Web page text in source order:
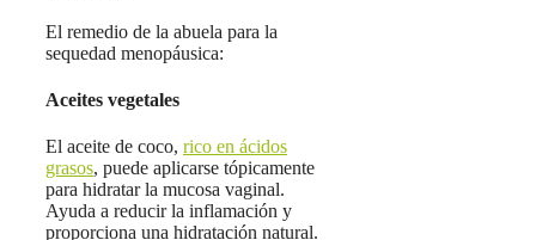
El remedio de la abuela para la
sequedad menopáusica:
Aceites vegetales
El aceite de coco, rico en ácidos
grasos, puede aplicarse tópicamente
para hidratar la mucosa vaginal.
Ayuda a reducir la inflamación y
proporciona una hidratación natural.